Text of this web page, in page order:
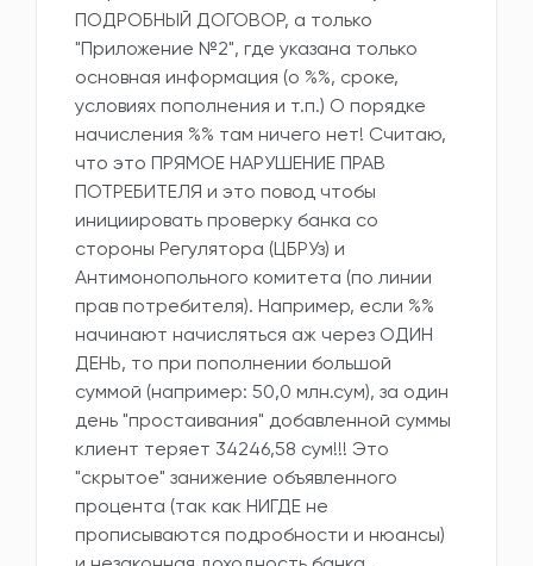
ПОДРОБНЫЙ ДОГОВОР, а только
"Приложение №2", где указана только
основная информация (о %%, сроке,
условиях пополнения и т.п.) О порядке
начисления %% там ничего нет! Считаю,
что это ПРЯМОЕ НАРУШЕНИЕ ПРАВ
ПОТРЕБИТЕЛЯ и это повод чтобы
инициировать проверку банка со
стороны Регулятора (ЦБРУз) и
Антимонопольного комитета (по линии
прав потребителя). Например, если %%
начинают начисляться аж через ОДИН
ДЕНЬ, то при пополнении большой
суммой (например: 50,0 млн.сум), за один
день "простаивания" добавленной суммы
клиент теряет 34246,58 сум!!! Это
"скрытое" занижение объявленного
процента (так как НИГДЕ не
прописываются подробности и нюансы)